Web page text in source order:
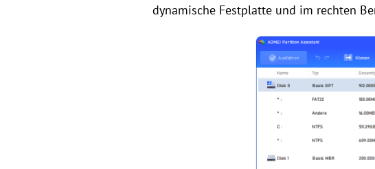
dynamische Festplatte und im rechten